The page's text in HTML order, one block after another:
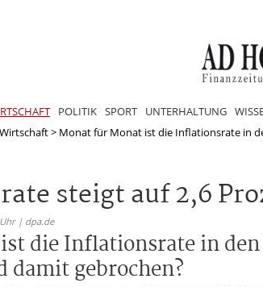
POLITIK SPORT UNTERHALTUNG
Wirtschaft> Monat für Monat ist die Inflationsrate in
steigt auf 2,6
| dpa.de
die Inflationsrate in
damit gebrochen?